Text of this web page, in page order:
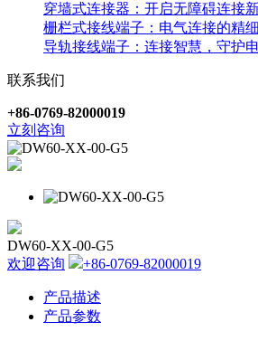
穿墙式连接器：开启无障碍连接
栅栏式接线端子：电气连接的精
导轨接线端子：连接智慧，守护
联系我们
+86-0769-82000019
立刻咨询
DW60-XX-00-G5
欢迎咨询
+86-0769-82000019
产品描述
产品参数